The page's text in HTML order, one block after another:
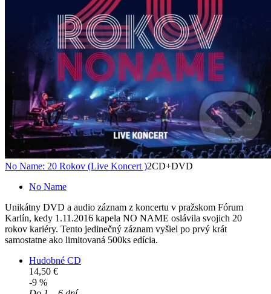
No Name: 20 Rokov (Live Koncert )2CD+DVD
No Name
Unikátny DVD a audio záznam z koncertu v pražskom Fórum
Karlín, kedy 1.11.2016 kapela NO NAME oslávila svojich 20
rokov kariéry. Tento jedinečný záznam vyšiel po prvý krát
samostatne ako limitovaná 500ks edícia.
Hudobné CD
14,50 €
-9 %